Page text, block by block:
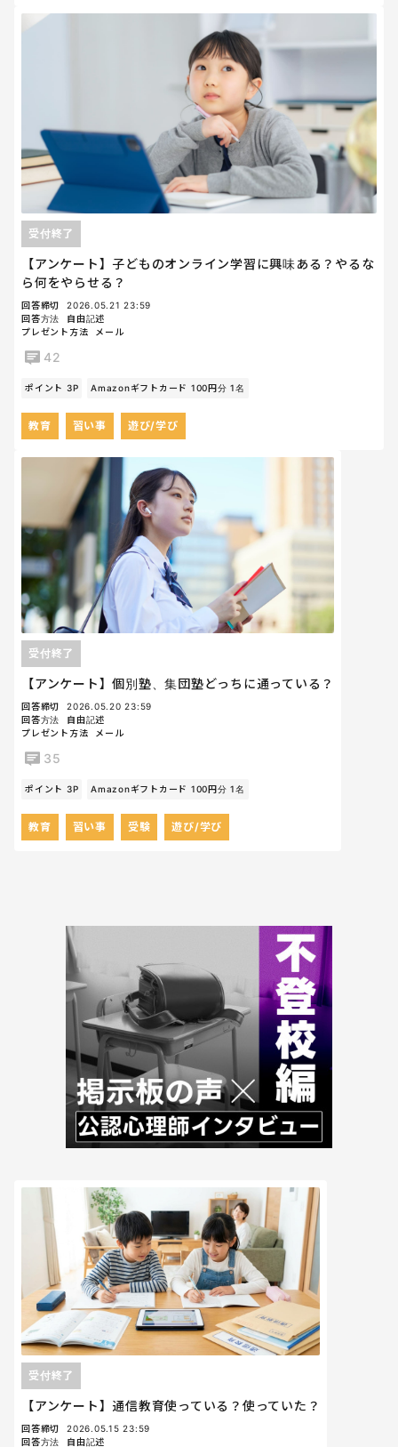
【アンケート】子どものオンライン学習に興味ある？やるな
ら何をやらせる？
受付終了
回答締切
2026.05.21 23:59
回答方法
自由記述
プレゼント方法
メール
42
ポイント 3P Amazonギフトカード 100円分 1名
教育 習い事 遊び/学び
【アンケート】個別塾、集団塾どっちに通っている？
受付終了
回答締切
2026.05.20 23:59
回答方法
自由記述
プレゼント方法
メール
35
ポイント 3P Amazonギフトカード 100円分 1名
教育 習い事 受験 遊び/学び
【アンケート】通信教育使っている？使っていた？
受付終了
回答締切
2026.05.15 23:59
回答方法
自由記述